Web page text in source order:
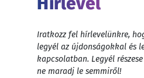
Iratkozz fel hírlevelünkre,
legyél az újdonságokkal és
kapcsolatban. Legyél
ne maradj le semmiről!